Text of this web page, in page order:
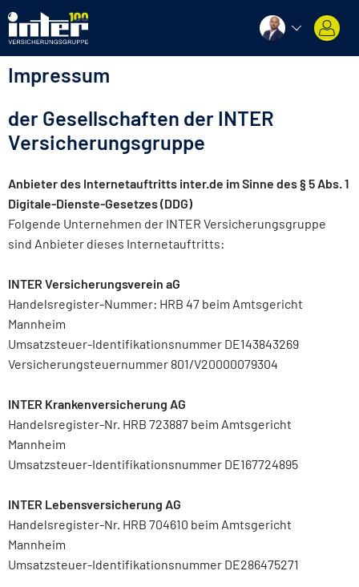
Impressum
der Gesellschaften der INTER
Versicherungsgruppe
Anbieter des Internetauftritts inter.de im Sinne des § 5 Abs. 1
Digitale-Dienste-Gesetzes (DDG)
Folgende Unternehmen der INTER Versicherungsgruppe
sind Anbieter dieses Internetauftritts:
INTER Versicherungsverein aG
Handelsregister-Nummer: HRB 47 beim Amtsgericht
Mannheim
Umsatzsteuer-Identifikationsnummer DE143843269
Versicherungsteuernummer 801/V20000079304
INTER Krankenversicherung AG
Handelsregister-Nr. HRB 723887 beim Amtsgericht
Mannheim
Umsatzsteuer-Identifikationsnummer DE167724895
INTER Lebensversicherung AG
Handelsregister-Nr. HRB 704610 beim Amtsgericht
Mannheim
Umsatzsteuer-Identifikationsnummer DE286475271